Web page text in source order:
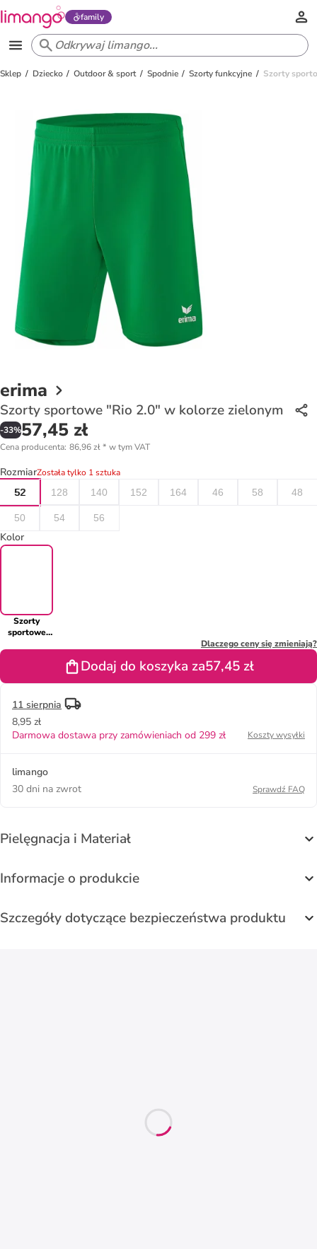
family
Sklep Dziecko Outdoor & sport Spodnie Szorty funkcyjne Szorty
erima
Szorty sportowe "Rio 2.0" w kolorze zielonym
-33%57,45 zł
Cena producenta: 86,96 zł* w tym VAT
RozmiarZostała tylko 1 sztuka
52
128 140 152 164 46 58 48
50 54 56
Kolor
Szorty
sportowe
Dlaczego ceny się zmieniają?
Dodaj do koszyka za57,45 zł
11 sierpnia
8,95 zł
Darmowa dostawa przy zamówieniach od 299 zł
Koszty wysyłki
limango
30 dni na zwrot
Sprawdź FAQ
Pielęgnacja i Materiał
Informacje o produkcie
Szczegóły dotyczące bezpieczeństwa produktu